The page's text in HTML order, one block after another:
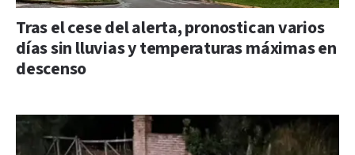
Tras el cese del alerta, pronostican varios
días sin lluvias y temperaturas máximas en
descenso